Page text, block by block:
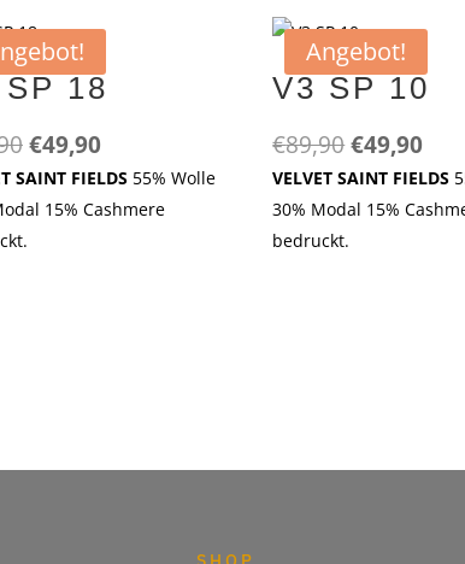
18
Ursprünglicher
Preis
war:
€49,90
Preis
ist:
SAINT FIELDS 55% Wolle
15% Cashmere
Angebot!
V3 SP 10
€89,90
Preis
war:
€49,90
ist:
VELVET SAINT FIELDS
30% Modal 15%
bedruckt.